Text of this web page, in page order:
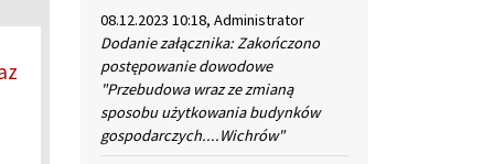
08.12.2023 10:18, Administrator
Dodanie załącznika: Zakończono
postępowanie dowodowe
"Przebudowa wraz ze zmianą
sposobu użytkowania budynków
gospodarczych....Wichrów"